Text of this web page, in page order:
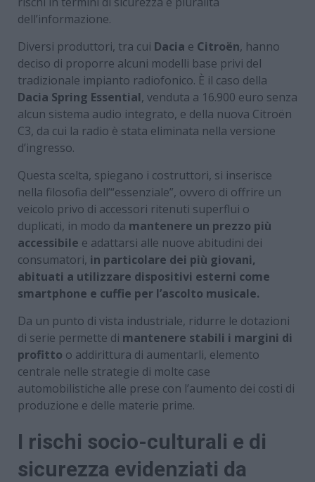
dell’informazione.
Diversi produttori, tra cui Dacia e Citroën, hanno
deciso di proporre alcuni modelli base privi del
tradizionale impianto radiofonico. È il caso della
Dacia Spring Essential, venduta a 16.900 euro senza
alcun sistema audio integrato, e della nuova Citroën
C3, da cui la radio è stata eliminata nella versione
d’ingresso.
Questa scelta, spiegano i costruttori, si inserisce
nella filosofia dell’“essenziale”, ovvero di offrire un
veicolo privo di accessori ritenuti superflui o
duplicati, in modo da mantenere un prezzo più
accessibile e adattarsi alle nuove abitudini dei
consumatori, in particolare dei più giovani,
abituati a utilizzare dispositivi esterni come
smartphone e cuffie per l’ascolto musicale.
Da un punto di vista industriale, ridurre le dotazioni
di serie permette di mantenere stabili i margini di
profitto o addirittura di aumentarli, elemento
centrale nelle strategie di molte case
automobilistiche alle prese con l’aumento dei costi di
produzione e delle materie prime.
I rischi socio-culturali e di
sicurezza evidenziati da